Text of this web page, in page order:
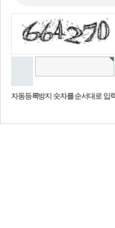
자동등록방지 숫자를 순서대로 입